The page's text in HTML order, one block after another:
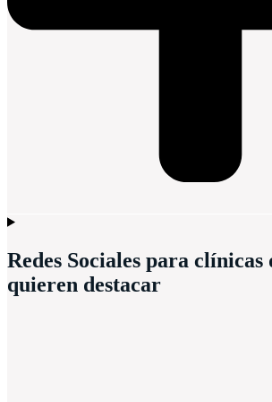
Redes Sociales para clínicas
quieren destacar